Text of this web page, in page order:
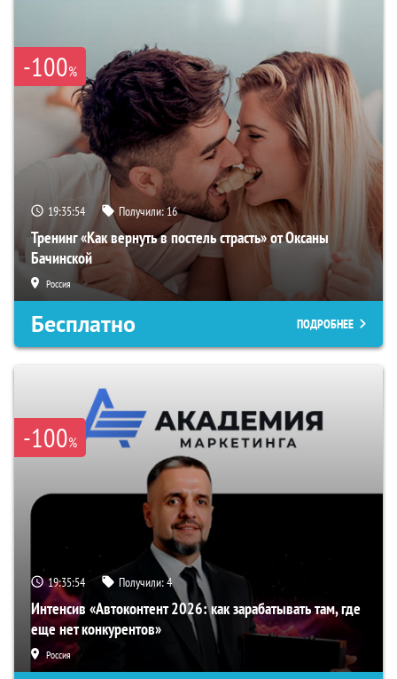
-100%
19:35:54 Получили:16
Тренинг «Как вернуть в постель страсть» от Оксаны
Бачинской
Россия
Бесплатно ПОДРОБНЕЕ
-100%
19:35:54 Получили:4
Интенсив «Автоконтент 2026: как зарабатывать там, где
еще нет конкурентов»
Россия